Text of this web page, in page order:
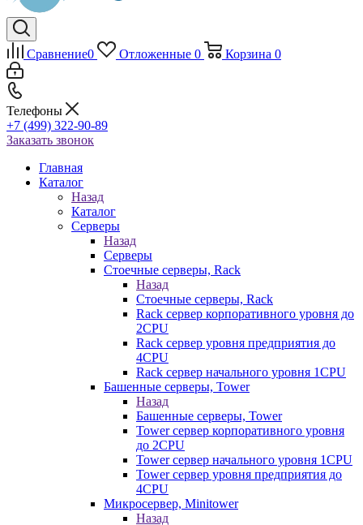
Сравнение0 Отложенные 0 Корзина 0
Телефоны
+7 (499) 322-90-89
Заказать звонок
Главная
Каталог
Назад
Каталог
Серверы
Назад
Серверы
Стоечные серверы, Rack
Назад
Стоечные серверы, Rack
Rack сервер корпоративного уровня до
2CPU
Rack сервер уровня предприятия до
4CPU
Rack сервер начального уровня 1CPU
Башенные серверы, Tower
Назад
Башенные серверы, Tower
Tower сервер корпоративного уровня
до 2CPU
Tower сервер начального уровня 1CPU
Tower сервер уровня предприятия до
4CPU
Микросервер, Minitower
Назад